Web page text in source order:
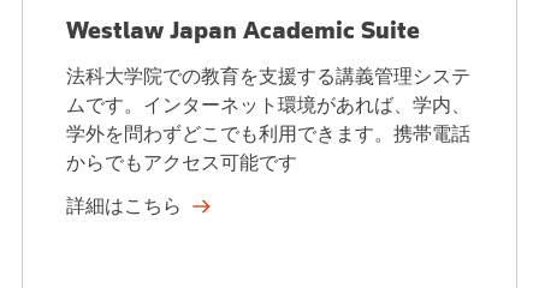
Westlaw Japan Academic Suite
法科大学院での教育を支援する講義管理システ
ムです。インターネット環境があれば、学内、
学外を問わずどこでも利用できます。携帯電話
からでもアクセス可能です
詳細はこちら